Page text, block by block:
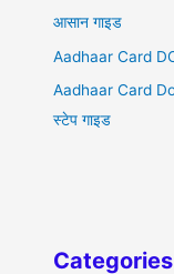
आसान गाइड
Aadhaar Card
Aadhaar Card
स्टेप गाइड
Categories